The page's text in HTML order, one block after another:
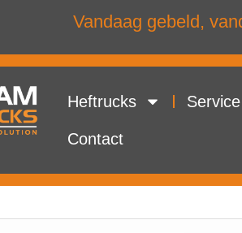
Vandaag gebeld,
Heftrucks Service
Contact